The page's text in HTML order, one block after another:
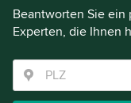
Beantworten Sie ein
Experten, die Ihnen